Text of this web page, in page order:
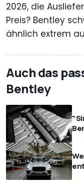
2026, die
Preis? Bentley
ähnlich extrem
Auch das
Bentley